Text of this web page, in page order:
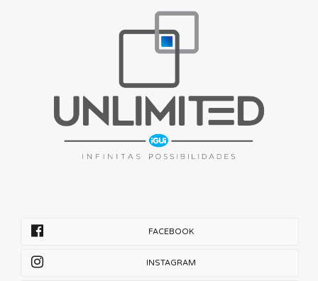
FACEBOOK
INSTAGRAM